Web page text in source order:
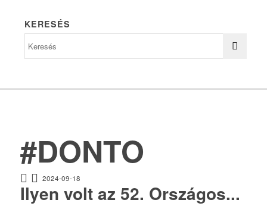
KERESÉS
#DONTO
2024-09-18
Ilyen volt az 52. Országos...